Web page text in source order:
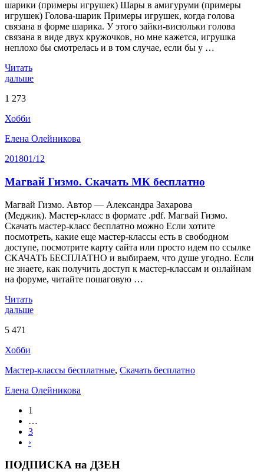
шарики (примеры игрушек) Шары в амигуруми (примеры
игрушек) Голова-шарик Примеры игрушек, когда голова
связана в форме шарика. У этого зайки-висюльки голова
связана в виде двух кружочков, но мне кажется, игрушка
неплохо бы смотрелась и в том случае, если бы у …
Читать
дальше
1 273
Хобби
Елена Олейникова
201801/12
Магвай Гизмо. Скачать МК бесплатно
Магвай Гизмо. Автор — Александра Захарова
(Меджик). Мастер-класс в формате .pdf. Магвай Гизмо.
Скачать мастер-класс бесплатно можно Если хотите
посмотреть, какие еще мастер-классы есть в свободном
доступе, посмотрите карту сайта или просто идем по ссылке
СКАЧАТЬ БЕСПЛАТНО и выбираем, что душе угодно. Если
не знаете, как получить доступ к мастер-классам и онлайнам
на форуме, читайте пошаговую …
Читать
дальше
5 471
Хобби
Мастер-классы бесплатные, Скачать бесплатно
Елена Олейникова
1
…
3
›
ПОДПИСКА на ДЗЕН